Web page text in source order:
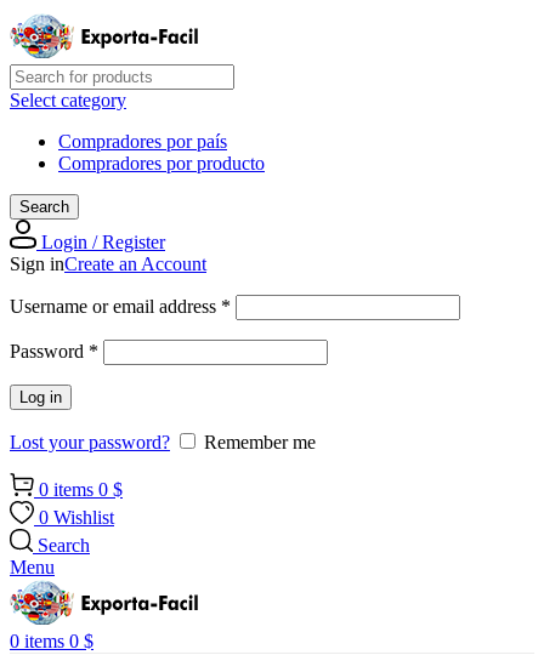
Select category
Compradores por país
Compradores por producto
Search
Login / Register
Sign inCreate an Account
Username or email address *
Password *
Log in
Lost your password? Remember me
0 items 0 $
0 Wishlist
Search
Menu
0 items 0 $